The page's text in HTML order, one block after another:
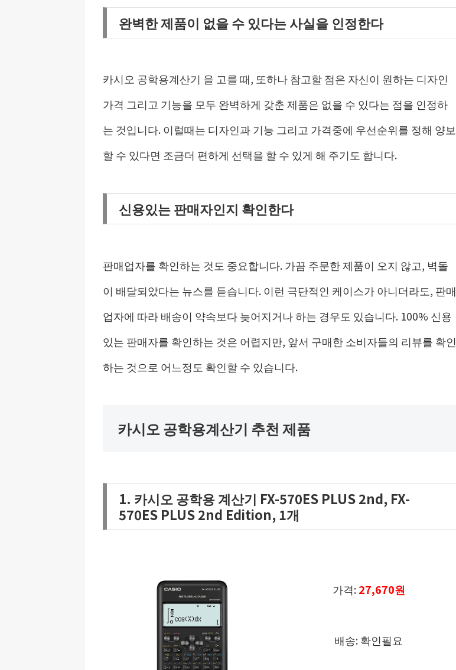
완벽한 제품이 없을 수 있다는 사실을 인정한다
카시오 공학용계산기 을 고를 때, 또하나 참고할 점은 자신이 원하는 디자인
가격 그리고 기능을 모두 완벽하게 갖춘 제품은 없을 수 있다는 점을 인정하
는 것입니다. 이럴때는 디자인과 기능 그리고 가격중에 우선순위를 정해 양보
할 수 있다면 조금더 편하게 선택을 할 수 있게 해 주기도 합니다.
신용있는 판매자인지 확인한다
판매업자를 확인하는 것도 중요합니다. 가끔 주문한 제품이 오지 않고, 벽돌
이 배달되았다는 뉴스를 듣습니다. 이런 극단적인 케이스가 아니더라도, 판매
업자에 따라 배송이 약속보다 늦어지거나 하는 경우도 있습니다. 100% 신용
있는 판매자를 확인하는 것은 어렵지만, 앞서 구매한 소비자들의 리뷰를 확인
하는 것으로 어느정도 확인할 수 있습니다.
카시오 공학용계산기 추천 제품
1. 카시오 공학용 계산기 FX-570ES PLUS 2nd, FX-
570ES PLUS 2nd Edition, 1개
가격:27,670원
배송: 확인필요